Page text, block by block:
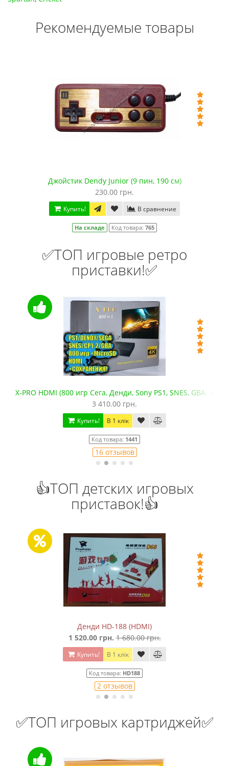
Рекомендуемые товары
Джойстик Dendy Junior (9 пин, 190 см)
230.00 грн.
Купить! В сравнение
На складе Код товара: 765
✅ТОП игровые ретро
приставки!✅
X-PRO HDMI (800 игр Сега, Денди, Sony PS1, SNES, GBA.
3 410.00 грн.
Купить! В 1 клік
Код товара: 1441
16 отзывов
👍ТОП детских игровых
приставок!👍
Денди HD-188 (HDMI)
1 520.00 грн. 1 680.00 грн.
Купить! В 1 клік
Код товара: HD188
2 отзывов
✅ТОП игровых картриджей✅